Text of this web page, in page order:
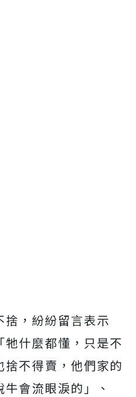
，紛紛留言表示
牠什麼都懂，只是不
不得賣，他們家的
會流眼淚的」、